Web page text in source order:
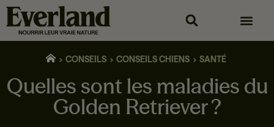
CONSEILS CONSEILS CHIENS SANTÉ
Quelles sont les maladies du
Golden Retriever ?